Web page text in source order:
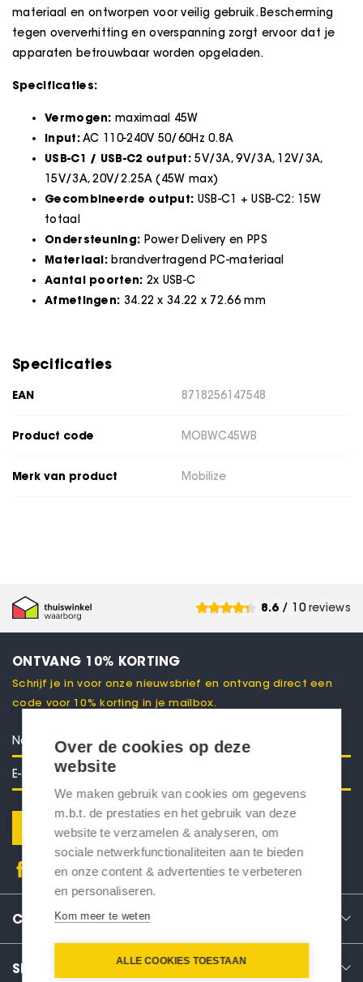
materiaal en ontworpen voor veilig gebruik. Bescherming
tegen oververhitting en overspanning zorgt ervoor dat je
apparaten betrouwbaar worden opgeladen.
Specificaties:
Vermogen: maximaal 45W
Input:AC 110-240V 50/60Hz 0.8A
USB-C1 / USB-C2 output:5V/3A, 9V/3A, 12V/3A,
15V/3A, 20V/2.25A (45W max)
Gecombineerde output: USB-C1 + USB-C2: 15W
totaal
Ondersteuning: Power Delivery en PPS
Materiaal: brandvertragend PC-materiaal
Aantal poorten: 2x USB-C
Afmetingen: 34.22 x 34.22 x 72.66 mm
Specificaties
EAN 8718256147548
Product code MOBWC45WB
Merk van product Mobilize
8.6/ 10 reviews
ONTVANG 10% KORTING
Schrijf je in voor onze nieuwsbrief en ontvang direct een
code voor 10% korting in je mailbox.
Verstuur
CONTACT
SERVICE
Over de cookies op deze
website
We maken gebruik van cookies om gegevens
m.b.t. de prestaties en het gebruik van deze
website te verzamelen & analyseren, om
sociale netwerkfunctionaliteiten aan te bieden
en onze content & advertenties te verbeteren
en personaliseren.
Kom meer te weten
ALLE COOKIES TOESTAAN